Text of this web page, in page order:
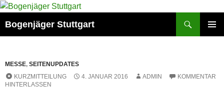
Zum
springen
Bogenjäger Stuttgart
MESSE, SEITENUPDATES
KURZMITTEILUNG
4. JANUAR 2016 ADMIN
KOMMENTAR
HINTERLASSEN